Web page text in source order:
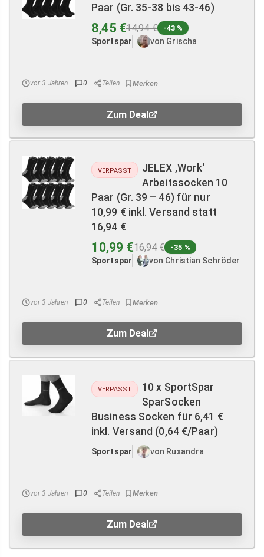
Paar (Gr. 35-38 bis 43-46)
8,45 €14,94 € -43 %
Sportspar von Grischa
vor 3 Jahren 0 Teilen
Zum Deal
VERPASST
JELEX ‚Work‘
Arbeitssocken 10
Paar (Gr. 39 – 46) für nur
10,99 € inkl. Versand statt
16,94 €
10,99 €16,94 € -35 %
Sportspar von Christian Schröder
vor 3 Jahren 0 Teilen
Zum Deal
VERPASST
10 x SportSpar
SparSocken
Business Socken für 6,41 €
inkl. Versand (0,64 €/Paar)
Sportspar von Ruxandra
vor 3 Jahren 0 Teilen
Zum Deal